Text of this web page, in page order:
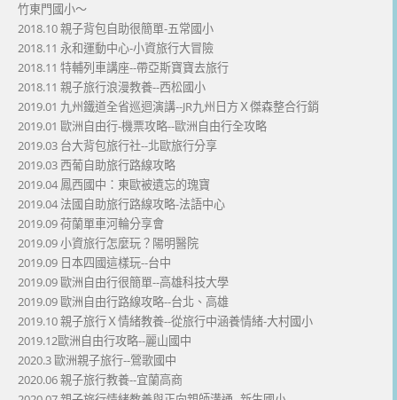
竹東門國小～
2018.10 親子背包自助很簡單-五常國小
2018.11 永和運動中心-小資旅行大冒險
2018.11 特輔列車講座--帶亞斯寶寶去旅行
2018.11 親子旅行浪漫教養--西松國小
2019.01 九州鐵道全省巡迴演講--JR九州日方Ｘ傑森整合行銷
2019.01 歐洲自由行-機票攻略--歐洲自由行全攻略
2019.03 台大背包旅行社--北歐旅行分享
2019.03 西葡自助旅行路線攻略
2019.04 鳳西國中：東歐被遺忘的瑰寶
2019.04 法國自助旅行路線攻略-法語中心
2019.09 荷蘭單車河輪分享會
2019.09 小資旅行怎麼玩？陽明醫院
2019.09 日本四國這樣玩--台中
2019.09 歐洲自由行很簡單--高雄科技大學
2019.09 歐洲自由行路線攻略--台北、高雄
2019.10 親子旅行Ｘ情緒教養--從旅行中涵養情緒-大村國小
2019.12歐洲自由行攻略--麗山國中
2020.3 歐洲親子旅行--鶯歌國中
2020.06 親子旅行教養--宜蘭高商